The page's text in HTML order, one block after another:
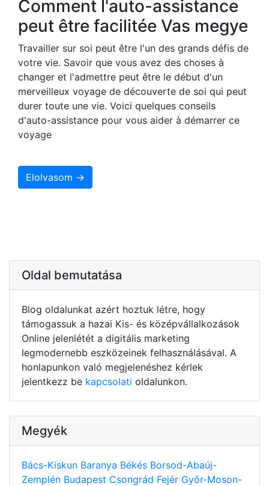
Comment l'auto-assistance
peut être facilitée Vas megye
Travailler sur soi peut être l'un des grands défis de
votre vie. Savoir que vous avez des choses à
changer et l'admettre peut être le début d'un
merveilleux voyage de découverte de soi qui peut
durer toute une vie. Voici quelques conseils
d'auto-assistance pour vous aider à démarrer ce
voyage
Elolvasom →
Oldal bemutatása
Blog oldalunkat azért hoztuk létre, hogy
támogassuk a hazai Kis- és középvállalkozások
Online jelenlétét a digitális marketing
legmodernebb eszközeinek felhasználásával. A
honlapunkon való megjelenéshez kérlek
jelentkezz be kapcsolati oldalunkon.
Megyék
Bács-Kiskun Baranya Békés Borsod-Abaúj-
Zemplén Budapest Csongrád Fejér Győr-Moson-